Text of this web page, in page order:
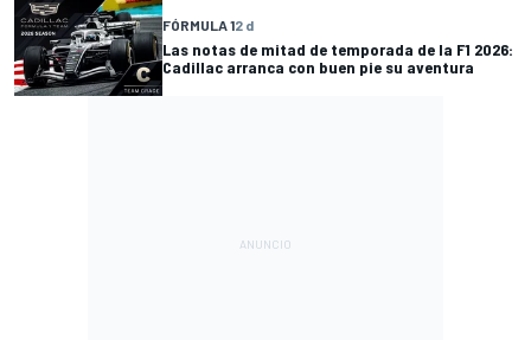
FÓRMULA 12 d
Las notas de mitad de temporada de la F1 2026:
Cadillac arranca con buen pie su aventura